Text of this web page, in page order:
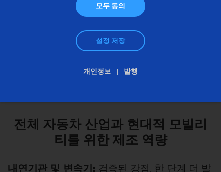
전체 자동차 산업과 현대적 모빌리
티를 위한 제조 역량
내연기관 및 변속기: 검증된 강점, 한 단계 더 발
모두 동의
설정 저장
개인정보 발행